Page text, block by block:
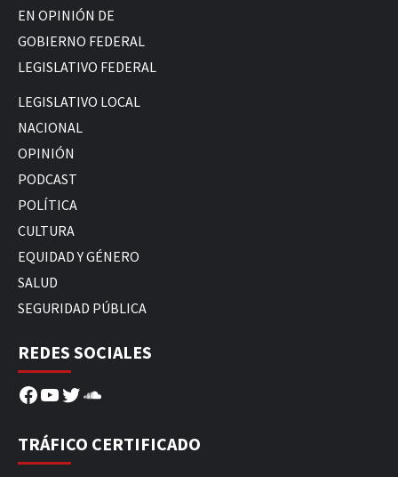
EN OPINIÓN DE
GOBIERNO FEDERAL
LEGISLATIVO FEDERAL
LEGISLATIVO LOCAL
NACIONAL
OPINIÓN
PODCAST
POLÍTICA
CULTURA
EQUIDAD Y GÉNERO
SALUD
SEGURIDAD PÚBLICA
REDES SOCIALES
Facebook
YouTube
Twitter
SoundCloud
TRÁFICO CERTIFICADO